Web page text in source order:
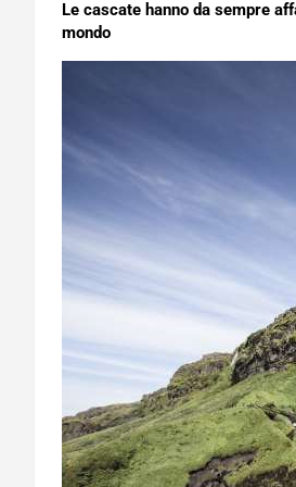
Le cascate hanno da sempre
mondo